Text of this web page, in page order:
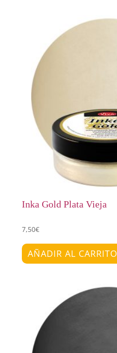
Inka Gold Plata Vieja
7,50€
AÑADIR AL CARRITO